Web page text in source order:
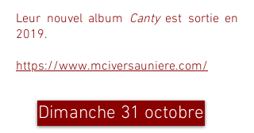
Leur nouvel album Cantyest sortie en
2019.
https://www.mciversauniere.com/
Dimanche 31 octobre